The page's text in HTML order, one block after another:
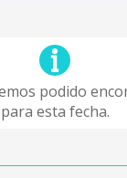
podido
para esta fecha.